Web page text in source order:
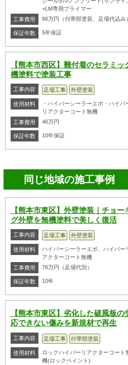
+LM専用プライマー
工事費用
86万円（付帯部塗装、足場代込み）
保証年数 5年保証
【熊本市西区】難付着のセラミ
機塗料で塗装工事
工事内容 足場工事 外壁塗装
使用材料
・ハイパーシーラーエポ・ハイパ
リアクターコート無機
工事費用
46万円
保証年数 10年保証
同じ地域の施工事例
【熊本市東区】外壁塗装｜チョ
グ外壁を無機塗料で美しく復活
工事内容 足場工事 外壁塗装
使用材料
ハイパーシーラーエポ、ハイパー
アクターコート無機
工事費用
76万円（足場代別）
保証年数 10年
【熊本市東区】劣化した破風板
応できない傷みを新規材で再生
工事内容 足場工事 付帯部塗装
使用材料
ロックハイパーリアクターコート
機(ロックペイント)